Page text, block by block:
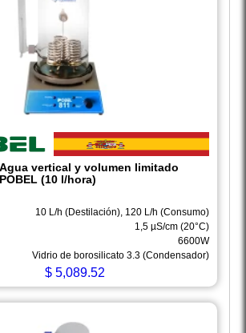
vertical y volumen limitado
(10 l/hora)
10 L/h (Destilación), 120 L/h (Consumo)
1,5 µS/cm (20°C)
6600W
Vidrio de borosilicato 3.3 (Condensador)
$5,089.52